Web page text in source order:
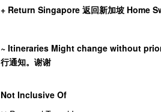
+ Return Singapore 返回新加坡 Home
~ Itineraries Might change without
行通知。谢谢
Not Inclusive Of